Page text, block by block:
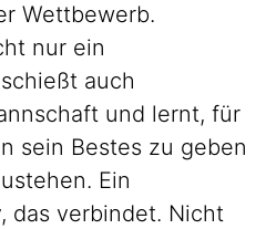
Wettbewerb.
nur ein
auch
und lernt, für
sein Bestes zu geben
Ein
das verbindet. Nicht